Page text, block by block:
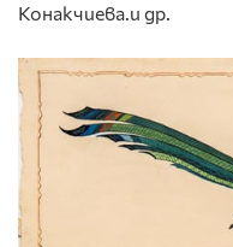
Конакчиева.и др.